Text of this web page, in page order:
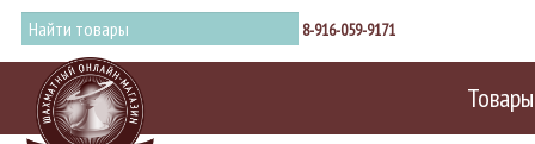
8-916-059-9171
Товары